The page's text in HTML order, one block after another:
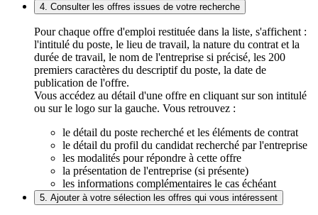
4. Consulter les offres issues de votre recherche
Pour chaque offre d'emploi restituée dans la liste, s'affichent :
l'intitulé du poste, le lieu de travail, la nature du contrat et la
durée de travail, le nom de l'entreprise si précisé, les 200
premiers caractères du descriptif du poste, la date de
publication de l'offre.
Vous accédez au détail d'une offre en cliquant sur son intitulé
ou sur le logo sur la gauche. Vous retrouvez :
le détail du poste recherché et les éléments de contrat
le détail du profil du candidat recherché par l'entreprise
les modalités pour répondre à cette offre
la présentation de l'entreprise (si présente)
les informations complémentaires le cas échéant
5. Ajouter à votre sélection les offres qui vous intéressent